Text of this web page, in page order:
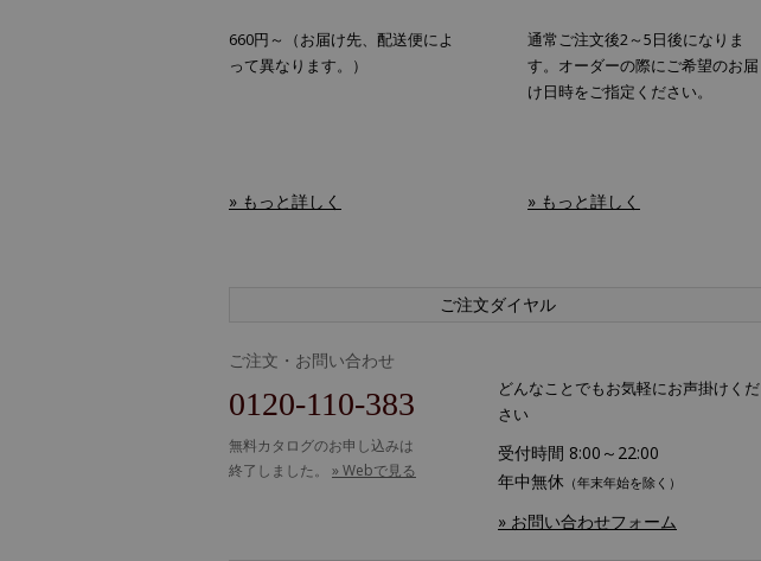
660円～（お届け先、配送便によ
って異なります。）
» もっと詳しく
通常ご注文後2～5日後になりま
す。オーダーの際にご希望のお届
け日時をご指定ください。
» もっと詳しく
ご注文ダイヤル
ご注文・お問い合わせ
0120-110-383
無料カタログのお申し込みは
終了しました。 » Webで見る
どんなことでもお気軽にお声掛けくだ
さい
受付時間 8:00～22:00
年中無休 （年末年始を除く）
» お問い合わせフォーム